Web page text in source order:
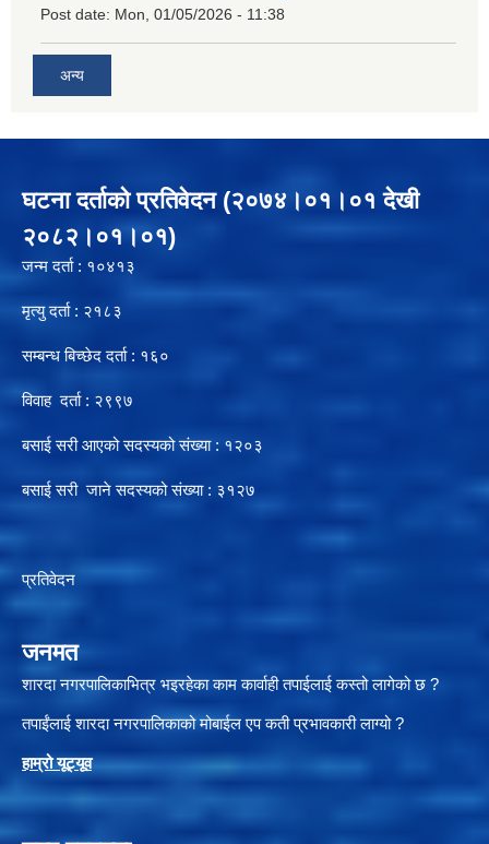
Post date: Mon, 01/05/2026 - 11:38
अन्य
घटना दर्ताको प्रतिवेदन (२०७४।०१।०१ देखी
२०८२।०१।०१)
जन्म दर्ता : १०४१३
मृत्यु दर्ता : २१८३
सम्बन्ध बिच्छेद दर्ता : १६०
विवाह दर्ता : २९९७
बसाई सरी आएको सदस्यको संख्या : १२०३
बसाई सरी जाने सदस्यको संख्या : ३१२७
प्रतिवेदन
जनमत
शारदा नगरपालिकाभित्र भइरहेका काम कार्वाही तपाईलाई कस्तो लागेको छ ?
तपाईंलाई शारदा नगरपालिकाको मोबाईल एप कती प्रभावकारी लाग्यो ?
हाम्रो यूट्यूव